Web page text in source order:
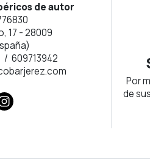
de autor
17 - 28009
/ 609713942
Por
de